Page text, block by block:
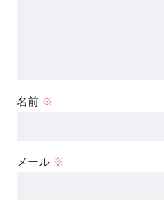
名前 ※
メール ※